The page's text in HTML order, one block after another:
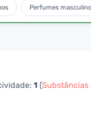
Perfumes
1 (Substâncias